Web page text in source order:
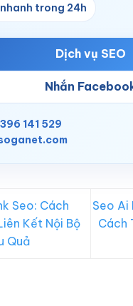
nhanh trong 24h
Dịch vụ SEO
Nhắn
141 529
Seo: Cách
Kết Nội Bộ
Quả
Seo Ai
Cách